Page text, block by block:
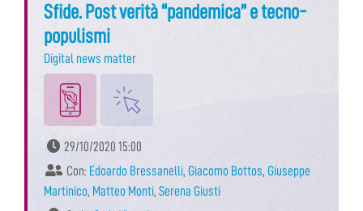
Sfide. Post verità “pandemica” e tecno-
populismi
Digital news matter
29/10/2020 15:00
Con: Edoardo Bressanelli, Giacomo Bottos, Giuseppe
Martinico, Matteo Monti, Serena Giusti